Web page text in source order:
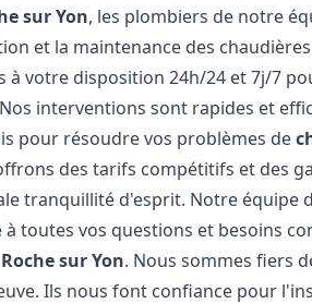
sur Yon, les plombiers de notre
et la maintenance des
à votre disposition 24h/24 et 7j/7
interventions sont rapides et
pour résoudre vos problèmes de
des tarifs compétitifs et des
tranquillité d'esprit. Notre équipe
toutes vos questions et besoins
sur Yon. Nous sommes fiers
Ils nous font confiance pour